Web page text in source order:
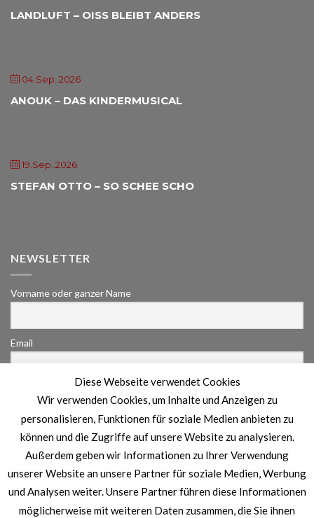
LANDLUFT – OISS BLEIBT ANDERS
04.Sep..2026
ANOUK – DAS KINDERMUSICAL
19.Sep..2026
STEFAN OTTO – SO SCHEE SCHO
NEWSLETTER
Vorname oder ganzer Name
Email
Indem Du fortfährst, akzeptierst Du unsere
Datenschutzerklärung.
Diese Webseite verwendet Cookies
Wir verwenden Cookies, um Inhalte und Anzeigen zu
personalisieren, Funktionen für soziale Medien anbieten zu
können und die Zugriffe auf unsere Website zu analysieren.
Außerdem geben wir Informationen zu Ihrer Verwendung
unserer Website an unsere Partner für soziale Medien, Werbung
und Analysen weiter. Unsere Partner führen diese Informationen
möglicherweise mit weiteren Daten zusammen, die Sie ihnen